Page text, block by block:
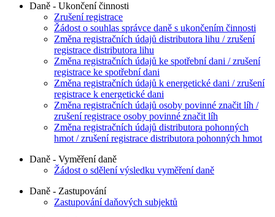
Daně - Ukončení činnosti
Zrušení registrace
Žádost o souhlas správce daně s ukončením činnosti
Změna registračních údajů distributora lihu / zrušení
registrace distributora lihu
Změna registračních údajů ke spotřební dani / zrušení
registrace ke spotřební dani
Změna registračních údajů k energetické dani / zrušení
registrace k energetické dani
Změna registračních údajů osoby povinné značit líh /
zrušení registrace osoby povinné značit líh
Změna registračních údajů distributora pohonných
hmot / zrušení registrace distributora pohonných hmot
Daně - Vyměření daně
Žádost o sdělení výsledku vyměření daně
Daně - Zastupování
Zastupování daňových subjektů